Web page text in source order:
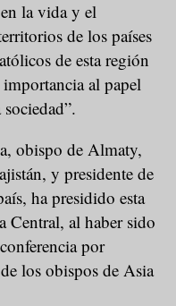
la vida y el
de los países
de esta región
al papel
obispo de Almaty,
y presidente de
ha presidido esta
Central, al haber sido
por
los obispos de Asia